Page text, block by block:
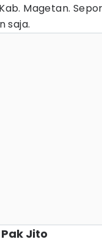
Magetan.
saja.
Jito